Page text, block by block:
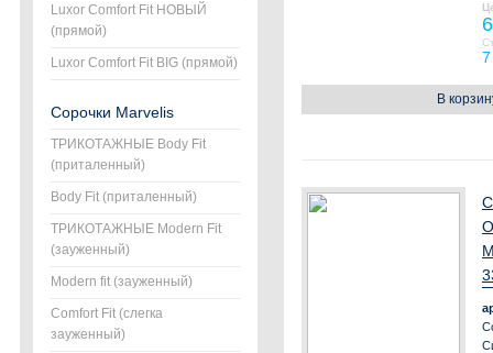
Luxor Comfort Fit НОВЫЙ
(прямой)
Luxor Comfort Fit BIG (прямой)
Сорочки Marvelis
ТРИКОТАЖНЫЕ Body Fit
(приталенный)
Body Fit (приталенный)
ТРИКОТАЖНЫЕ Modern Fit
(зауженный)
Modern fit (зауженный)
Comfort Fit (слегка
зауженный)
В